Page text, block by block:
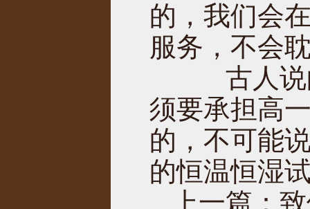
的，我们会
服务，不会
古人说的
须要承担高
的，不可能
的恒温恒湿
上一篇：